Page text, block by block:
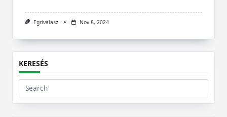
Egrivalasz Nov 8, 2024
KERESÉS
Search
for: